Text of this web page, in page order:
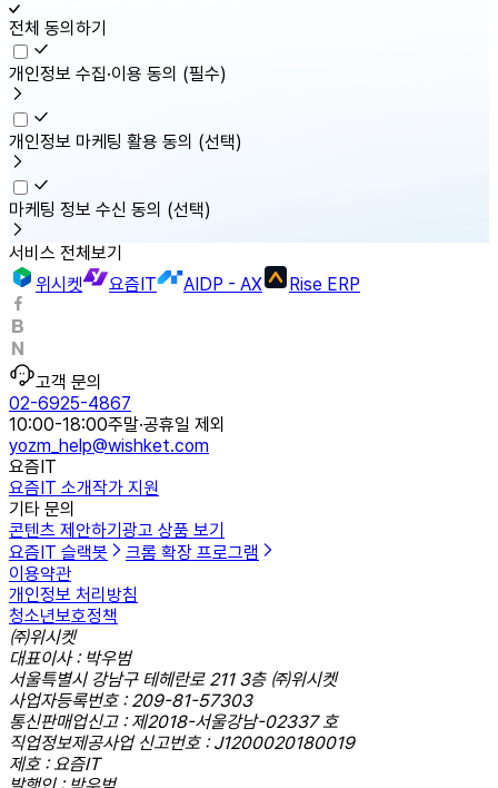
전체 동의하기
개인정보 수집·이용 동의 (필수)
개인정보 마케팅 활용 동의 (선택)
마케팅 정보 수신 동의 (선택)
서비스 전체보기
위시켓
요즘IT AIDP - AX Rise ERP
고객 문의
02-6925-4867
10:00-18:00주말·공휴일 제외
yozm_help@wishket.com
요즘IT
요즘IT 소개작가 지원
기타 문의
콘텐츠 제안하기광고 상품 보기
요즘IT 슬랙봇
크롬 확장 프로그램
이용약관
개인정보 처리방침
청소년보호정책
㈜위시켓
대표이사 : 박우범
서울특별시 강남구 테헤란로 211 3층 ㈜위시켓
사업자등록번호 : 209-81-57303
통신판매업신고 : 제2018-서울강남-02337 호
직업정보제공사업 신고번호 : J1200020180019
제호 : 요즘IT